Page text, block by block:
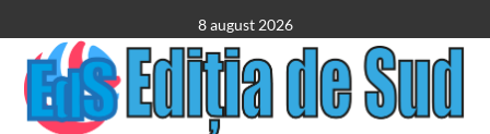
to
content
8 august 2026